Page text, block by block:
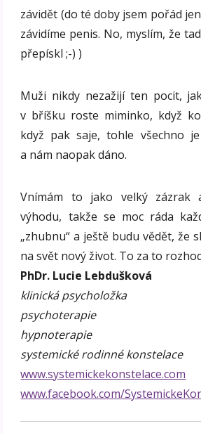
závidět (do té doby jsem pořád
závidíme penis. No, myslím, že
přepískl ;-) )
Muži nikdy nezažijí ten pocit,
v bříšku roste miminko, když
když pak saje, tohle všechno
a nám naopak dáno.
Vnímám to jako velký
výhodu, takže se moc ráda
„zhubnu“ a ještě budu vědět, že
na svět nový život. To za to
PhDr. Lucie Lebdušková
klinická psycholožka
psychoterapie
hypnoterapie
systemické rodinné konstelace
www.systemickekonstelace.com
www.facebook.com/